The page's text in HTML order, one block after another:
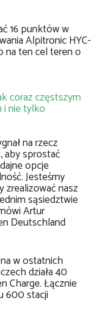
16 punktów w
Alpitronic HYC-
na ten cel teren o
coraz częstszym
i nie tylko
na rzecz
aby sprostać
opcje
Jesteśmy
zrealizować nasz
sąsiedztwie
Artur
Deutschland
w ostatnich
działa 40
Charge. Łącznie
600 stacji